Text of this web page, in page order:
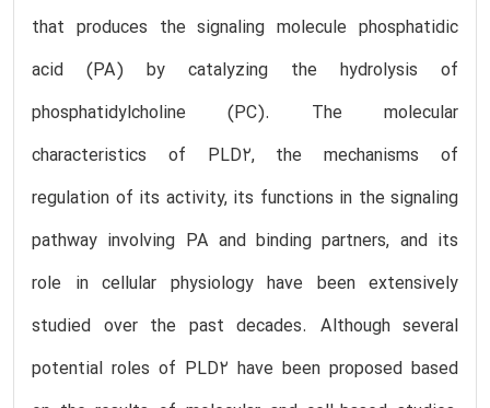
that produces the signaling molecule phosphatidic
acid (PA) by catalyzing the hydrolysis of
phosphatidylcholine (PC). The molecular
characteristics of PLD2, the mechanisms of
regulation of its activity, its functions in the signaling
pathway involving PA and binding partners, and its
role in cellular physiology have been extensively
studied over the past decades. Although several
potential roles of PLD2 have been proposed based